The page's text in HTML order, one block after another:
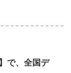
で、全国デ